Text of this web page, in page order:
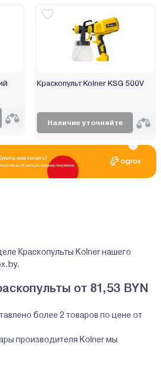
Краскопульт Kolner KSG 500V
Наличие уточняйте
Краскопульты Kolner нашего
от 81,53 BYN
более 2 товаров по цене от
производителя Kolner мы